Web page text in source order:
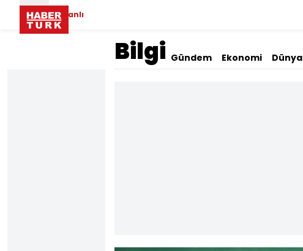
Canlı
Bilgi Gündem Ekonomi Dünya